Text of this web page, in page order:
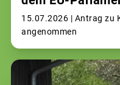
15.07.2026 | Antrag zu
angenommen